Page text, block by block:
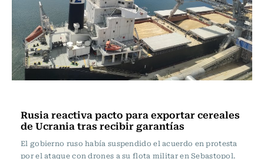
Rusia reactiva pacto para exportar cereales
de Ucrania tras recibir garantías
El gobierno ruso había suspendido el acuerdo en protesta
por el ataque con drones a su flota militar en Sebastopol.